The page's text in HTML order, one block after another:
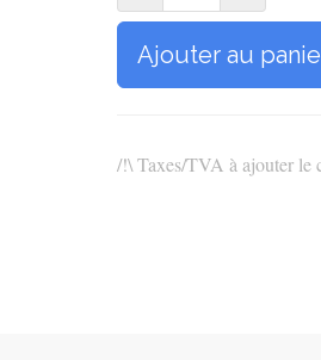
Ajouter au
/!\ Taxes/TVA à ajouter le